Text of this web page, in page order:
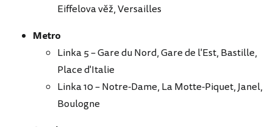
Eiffelova věž, Versailles
Metro
Linka 5 – Gare du Nord, Gare de l'Est, Bastille,
Place d'Italie
Linka 10 – Notre-Dame, La Motte-Piquet, Janel,
Boulogne